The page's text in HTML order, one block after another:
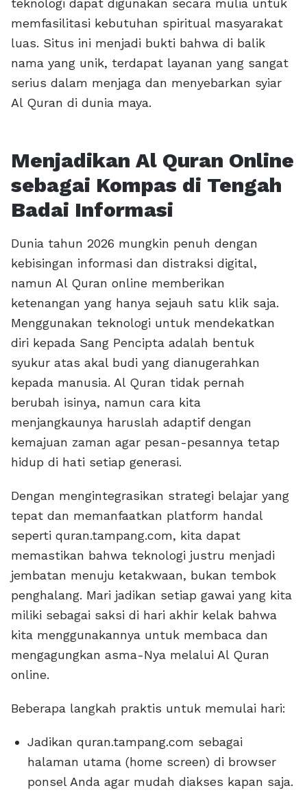
teknologi dapat digunakan secara mulia untuk
memfasilitasi kebutuhan spiritual masyarakat
luas. Situs ini menjadi bukti bahwa di balik
nama yang unik, terdapat layanan yang sangat
serius dalam menjaga dan menyebarkan syiar
Al Quran di dunia maya.
Menjadikan Al Quran Online
sebagai Kompas di Tengah
Badai Informasi
Dunia tahun 2026 mungkin penuh dengan
kebisingan informasi dan distraksi digital,
namun Al Quran online memberikan
ketenangan yang hanya sejauh satu klik saja.
Menggunakan teknologi untuk mendekatkan
diri kepada Sang Pencipta adalah bentuk
syukur atas akal budi yang dianugerahkan
kepada manusia. Al Quran tidak pernah
berubah isinya, namun cara kita
menjangkaunya haruslah adaptif dengan
kemajuan zaman agar pesan-pesannya tetap
hidup di hati setiap generasi.
Dengan mengintegrasikan strategi belajar yang
tepat dan memanfaatkan platform handal
seperti quran.tampang.com, kita dapat
memastikan bahwa teknologi justru menjadi
jembatan menuju ketakwaan, bukan tembok
penghalang. Mari jadikan setiap gawai yang kita
miliki sebagai saksi di hari akhir kelak bahwa
kita menggunakannya untuk membaca dan
mengagungkan asma-Nya melalui Al Quran
online.
Beberapa langkah praktis untuk memulai hari:
Jadikan quran.tampang.com sebagai
halaman utama (home screen) di browser
ponsel Anda agar mudah diakses kapan saja.